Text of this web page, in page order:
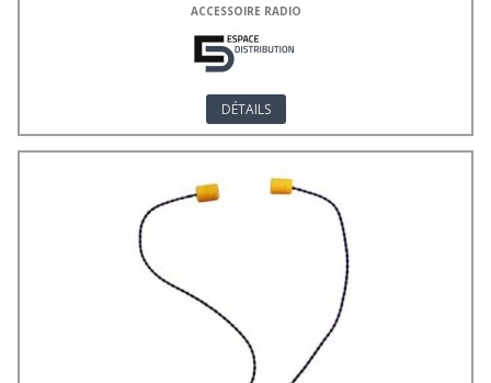
ACCESSOIRE RADIO
DÉTAILS